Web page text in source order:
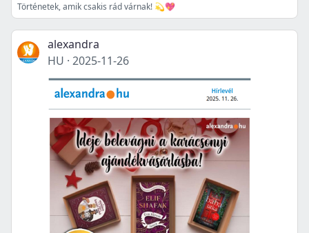
Történetek, amik csakis rád várnak! 💫💖
alexandra
HU · 2025-11-26